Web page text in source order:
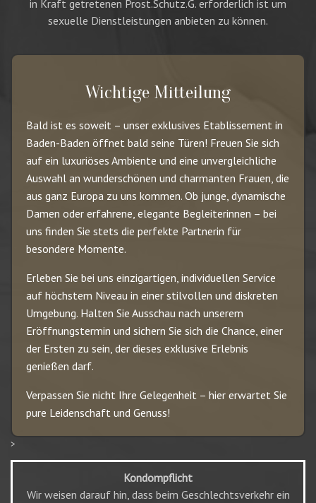
in Kraft getretenen Prost.Schutz.G. erforderlich ist um
sexuelle Dienstleistungen anbieten zu können.
Wichtige Mitteilung
Bald ist es soweit – unser exklusives Etablissement in
Baden-Baden öffnet bald seine Türen! Freuen Sie sich
auf ein luxuriöses Ambiente und eine unvergleichliche
Auswahl an wunderschönen und charmanten Frauen, die
aus ganz Europa zu uns kommen. Ob junge, dynamische
Damen oder erfahrene, elegante Begleiterinnen – bei
uns finden Sie stets die perfekte Partnerin für
besondere Momente.
Erleben Sie bei uns einzigartigen, individuellen Service
auf höchstem Niveau in einer stilvollen und diskreten
Umgebung. Halten Sie Ausschau nach unserem
Eröffnungstermin und sichern Sie sich die Chance, einer
der Ersten zu sein, der dieses exklusive Erlebnis
genießen darf.
Verpassen Sie nicht Ihre Gelegenheit – hier erwartet Sie
pure Leidenschaft und Genuss!
>
Kondompflicht
Wir weisen darauf hin, dass beim Geschlechtsverkehr ein